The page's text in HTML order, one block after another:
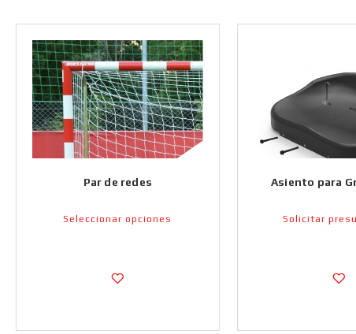
Par de redes
Seleccionar opciones
Asiento para
Solicitar